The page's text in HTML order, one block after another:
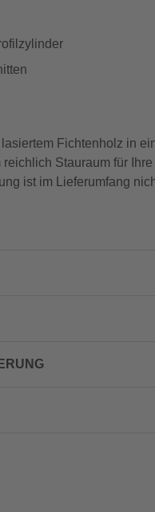
lasiertem Fichtenholz in
reichlich Stauraum für
ist im Lieferumfang